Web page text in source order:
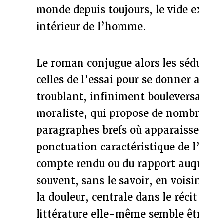
monde depuis toujours, le vide
intérieur de l’homme.
Le roman conjugue alors les
celles de l’essai pour se
troublant, infiniment
moraliste, qui propose de
paragraphes brefs où
ponctuation caractéristique de
compte rendu ou du rapport
souvent, sans le savoir, en
la douleur, centrale dans le
littérature elle-même semble